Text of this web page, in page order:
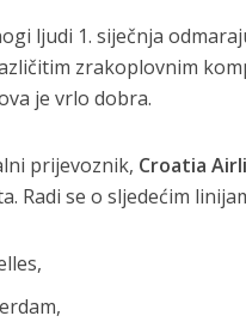
ljudi 1. siječnja
zrakoplovnim
je vrlo dobra.
prijevoznik, Croatia
Radi se o sljedećim